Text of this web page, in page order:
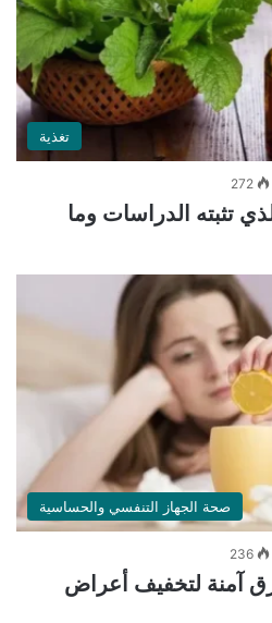
تغذية
272
تثبته الدراسات وما
صحة الجهاز التنفسي والحساسية
236
آمنة لتخفيف أعراض